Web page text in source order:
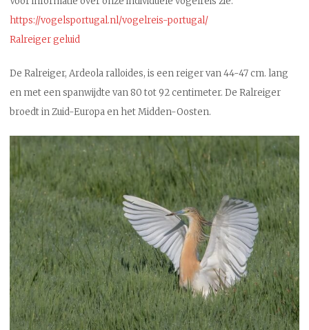
https://vogelsportugal.nl/vogelreis-portugal/
Ralreiger geluid
De Ralreiger, Ardeola ralloides, is een reiger van 44-47 cm. lang
en met een spanwijdte van 80 tot 92 centimeter. De Ralreiger
broedt in Zuid-Europa en het Midden-Oosten.